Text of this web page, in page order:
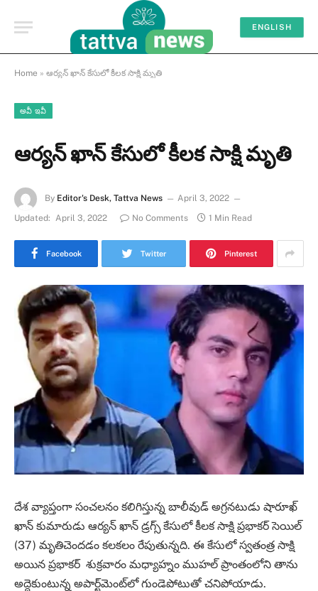
ENGLISH
Home » ఆర్యన్ ఖాన్ కేసులో కీలక సాక్షి మృతి
అవీ ఇవీ
ఆర్యన్ ఖాన్ కేసులో కీలక సాక్షి మృతి
By Editor's Desk, Tattva News
April 3, 2022
Updated: April 3, 2022 No Comments 1 Min Read
Facebook Twitter Pinterest
దేశ వ్యాప్తంగా సంచలనం కలిగిస్తున్న బాలీవుడ్ అగ్రనటుడు షారూఖ్
ఖాన్ కుమారుడు ఆర్యన్ ఖాన్ డ్రగ్స్ కేసులో కీలక సాక్షి ప్రభాకర్ సెయిల్
(37) మృతిచెందడం కలకలం రేపుతున్నది. ఈ కేసులో స్వతంత్ర సాక్షి
అయిన ప్రభాకర్ శుక్రవారం మధ్యాహ్నం ముహల్ ప్రాంతంలోని తాను
అద్దెకుంటున్న అపార్ట్‌మెంట్‌లో గుండెపోటుతో చనిపోయాడు.